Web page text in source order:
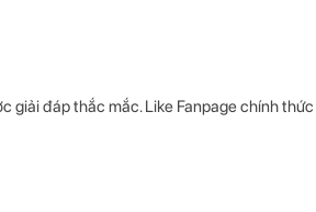
giải đáp thắc mắc. Like Fanpage chính thức